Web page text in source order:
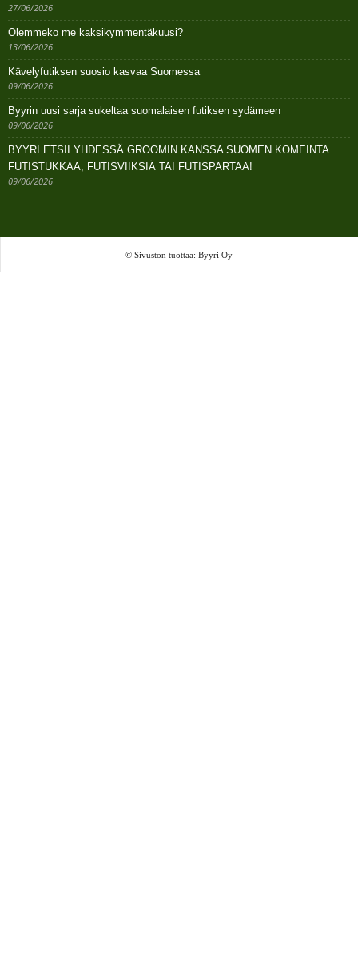
27/06/2026
Olemmeko me kaksikymmentäkuusi?
13/06/2026
Kävelyfutiksen suosio kasvaa Suomessa
09/06/2026
Byyrin uusi sarja sukeltaa suomalaisen futiksen sydämeen
09/06/2026
BYYRI ETSII YHDESSÄ GROOMIN KANSSA SUOMEN KOMEINTA
FUTISTUKKAA, FUTISVIIKSIÄ TAI FUTISPARTAA!
09/06/2026
© Sivuston tuottaa: Byyri Oy